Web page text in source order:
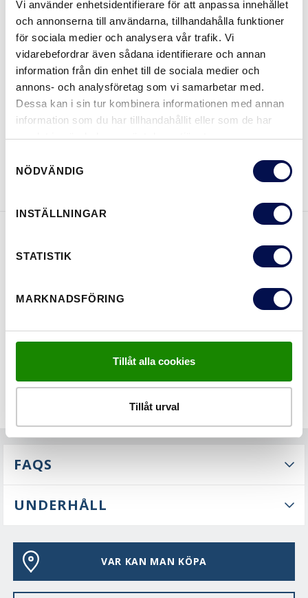
Vi använder enhetsidentifierare för att anpassa innehållet
och annonserna till användarna, tillhandahålla funktioner
för sociala medier och analysera vår trafik. Vi
vidarebefordrar även sådana identifierare och annan
information från din enhet till de sociala medier och
annons- och analysföretag som vi samarbetar med.
Dessa kan i sin tur kombinera informationen med annan
information som du har tillhandahållit eller som de har
samlat in när du har använt deras tjänster.
NÖDVÄNDIG
INSTÄLLNINGAR
STATISTIK
MARKNADSFÖRING
Tillåt alla cookies
Tillåt urval
STORLEKAR
VAR KAN MAN KÖPA
LADDA NER BROSCHYR KONTAKTA OSS
FAQS
UNDERHÅLL
VAR KAN MAN KÖPA